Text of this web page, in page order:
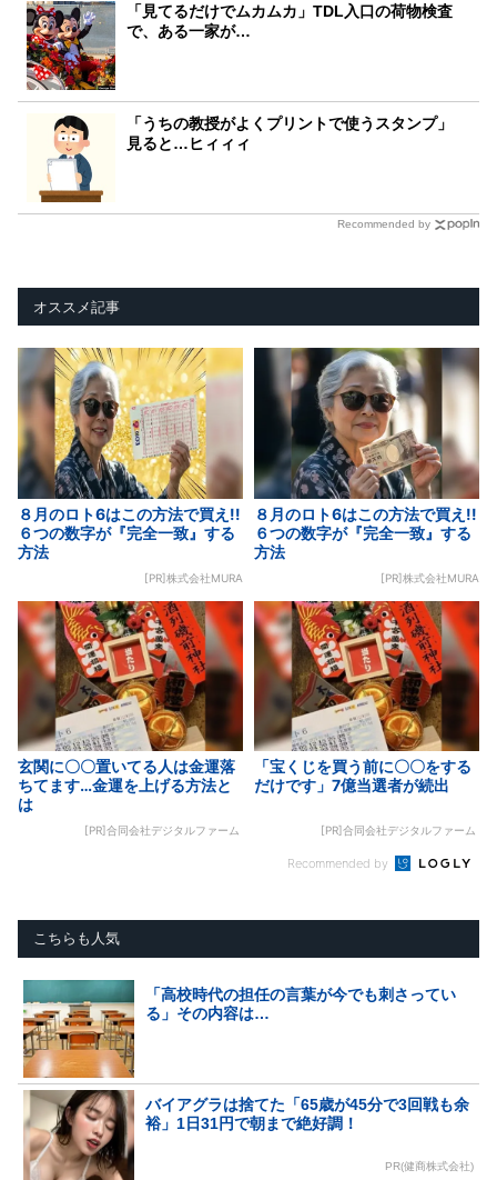
「見てるだけでムカムカ」TDL入口の荷物検査
で、ある一家が…
「うちの教授がよくプリントで使うスタンプ」
見ると…ヒィィィ
Recommended by
オススメ記事
８月のロト6はこの方法で買え!!
６つの数字が『完全一致』する
方法
[PR]株式会社MURA
８月のロト6はこの方法で買え!!
６つの数字が『完全一致』する
方法
[PR]株式会社MURA
玄関に〇〇置いてる人は金運落
ちてます…金運を上げる方法と
は
[PR]合同会社デジタルファーム
「宝くじを買う前に〇〇をする
だけです」7億当選者が続出
[PR]合同会社デジタルファーム
Recommended by
こちらも人気
「高校時代の担任の言葉が今でも刺さってい
る」その内容は…
バイアグラは捨てた「65歳が45分で3回戦も余
裕」1日31円で朝まで絶好調！
PR(健商株式会社)